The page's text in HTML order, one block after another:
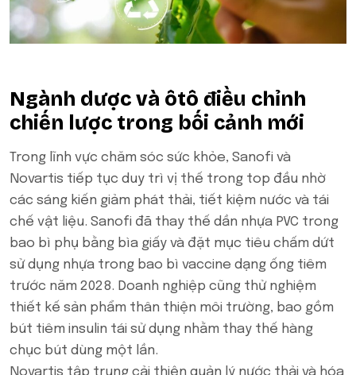
Ngành dược và ôtô điều chỉnh
chiến lược trong bối cảnh mới
Trong lĩnh vực chăm sóc sức khỏe, Sanofi và
Novartis tiếp tục duy trì vị thế trong top đầu nhờ
các sáng kiến giảm phát thải, tiết kiệm nước và tái
chế vật liệu. Sanofi đã thay thế dần nhựa PVC trong
bao bì phụ bằng bìa giấy và đặt mục tiêu chấm dứt
sử dụng nhựa trong bao bì vaccine dạng ống tiêm
trước năm 2028. Doanh nghiệp cũng thử nghiệm
thiết kế sản phẩm thân thiện môi trường, bao gồm
bút tiêm insulin tái sử dụng nhằm thay thế hàng
chục bút dùng một lần.
Novartis tập trung cải thiện quản lý nước thải và hóa